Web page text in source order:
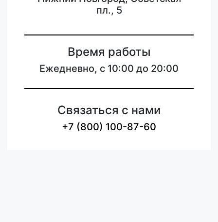
пл., 5
Время работы
Ежедневно, с 10:00 до 20:00
Связаться с нами
+7 (800) 100-87-60